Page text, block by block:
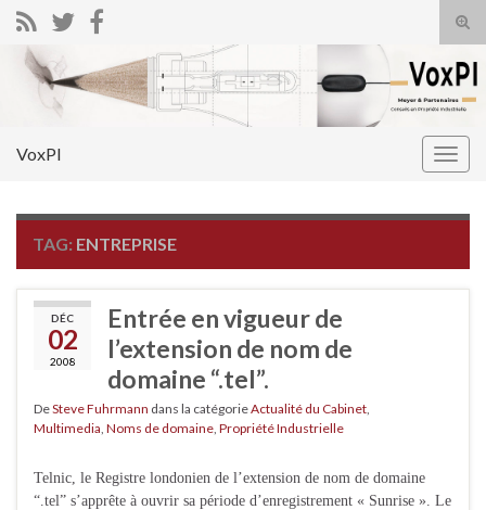
Search for:
VoxPI
TAG: ENTREPRISE
DÉC
02
2008
Entrée en vigueur de
l’extension de nom de
domaine “.tel”.
DeSteve Fuhrmann dans la catégorieActualité du Cabinet
Multimedia Noms de domaine Propriété Industrielle
Telnic, le Registre londonien de l’extension de nom de domaine
“.tel” s’apprête à ouvrir sa période d’enregistrement « Sunrise ». Le